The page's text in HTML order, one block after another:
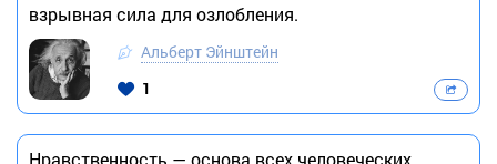
взрывная сила для озлобления.
Альберт Эйнштейн
1
Нравственность — основа всех человеческих